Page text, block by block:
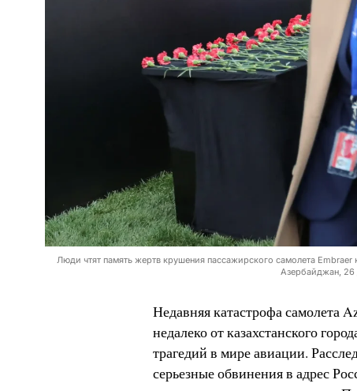
Люди чтят память жертв крушения пассажирского самолета
Азербайджан, 26
Недавняя катастрофа самолета
недалеко от казахстанского
трагедий в мире авиации.
серьезные обвинения в адрес